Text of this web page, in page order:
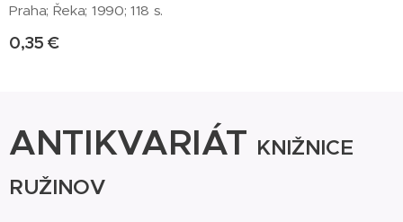
Praha; Řeka; 1990; 118 s.
0,35 €
ANTIKVARIÁT KNIŽNICE
RUŽINOV